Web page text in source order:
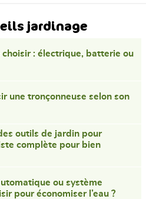
jardinage
: électrique, batterie ou
une tronçonneuse selon son
outils de jardin pour
complète pour bien
ou système
pour économiser l’eau ?